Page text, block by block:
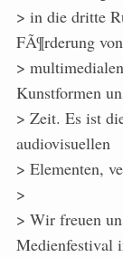
> in die dritte
FÃ¶rderung von
>
Kunstformen
> Zeit. Es ist
audiovisuellen
> Elementen,
>
> Wir freuen
Medienfestival